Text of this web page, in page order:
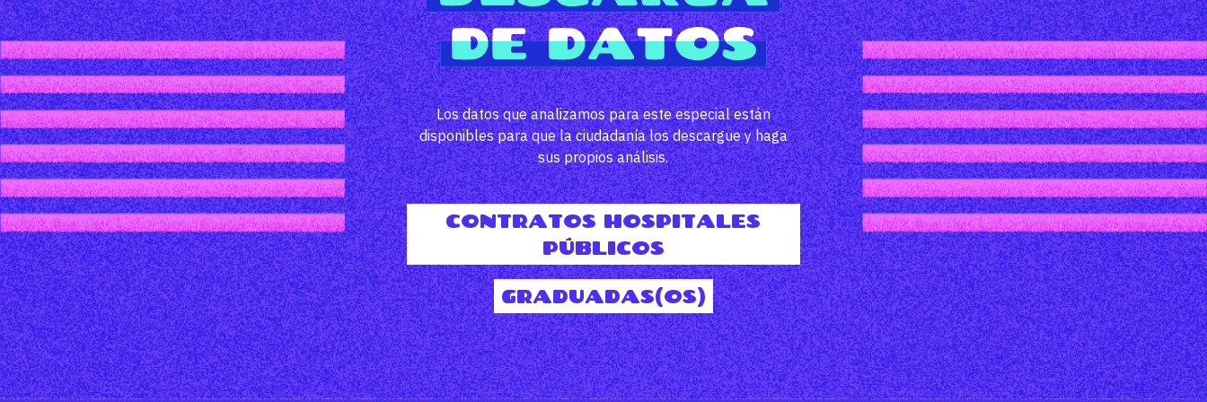
Los datos que analizamos para este especial están
disponibles para que la ciudadanía los descargue y haga
sus propios análisis.
CONTRATOS HOSPITALES
PÚBLICOS
GRADUADAS(OS)